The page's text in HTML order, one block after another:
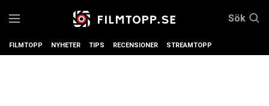
Sök
FILMTOPP NYHETER TIPS RECENSIONER STREAMTOPP